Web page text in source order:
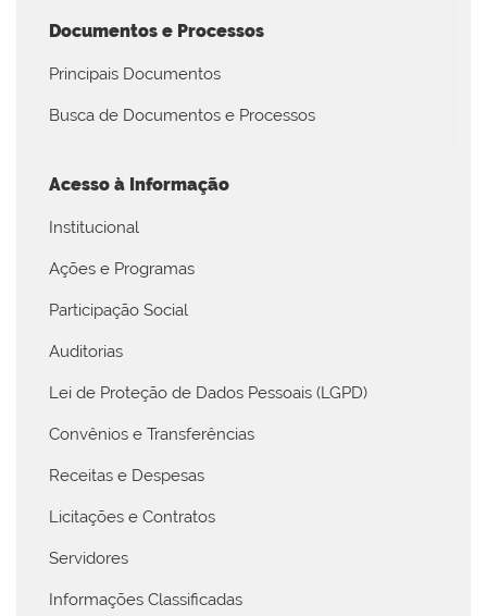
Documentos e Processos
Principais Documentos
Busca de Documentos e Processos
Acesso à Informação
Institucional
Ações e Programas
Participação Social
Auditorias
Lei de Proteção de Dados Pessoais (LGPD)
Convênios e Transferências
Receitas e Despesas
Licitações e Contratos
Servidores
Informações Classificadas